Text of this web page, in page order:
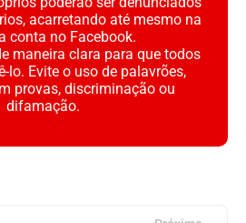
acarretando até mesmo na
conta no Facebook.
maneira clara para que todos
lo. Evite o uso de palavrões,
provas, discriminação ou
difamação.